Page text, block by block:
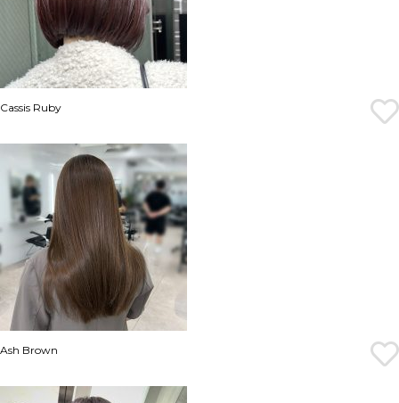
Cassis Ruby
Ash Brown